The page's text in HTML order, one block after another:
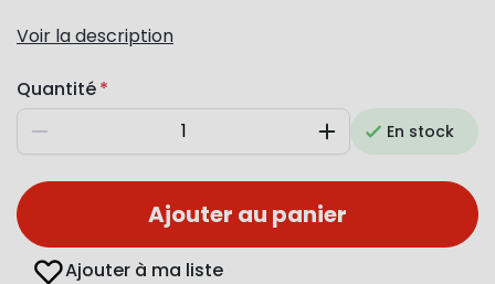
Voir la description
Quantité
Diminuer AugmenterEn stock
Ajouter au panier
Ajouter à ma liste